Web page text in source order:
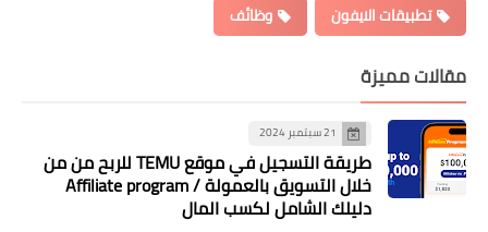
تطبيقات الايفون
وظائف
مقالات مميزة
21 سبتمبر 2024
طريقة التسجيل في موقع TEMU للربح من من
خلال التسويق بالعمولة / Affiliate program
دليلك الشامل لكسب المال